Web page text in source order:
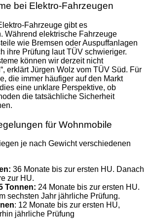
bei Elektro-Fahrzeugen
Fahrzeuge gibt es
Während elektrische Fahrzeuge
wie Bremsen oder Auspuffanlagen
ihre Prüfung laut TÜV schwieriger.
können wir derzeit nicht
erklärt Jürgen Wolz vom TÜV Süd. Für
die immer häufiger auf den Markt
eine unklare Perspektive, ob
die tatsächliche Sicherheit
für Wohnmobile
je nach Gewicht verschiedenen
36 Monate bis zur ersten HU. Danach
zur HU.
Tonnen: 24 Monate bis zur ersten HU.
sechsten Jahr jährliche Prüfung.
: 12 Monate bis zur ersten HU,
jährliche Prüfung